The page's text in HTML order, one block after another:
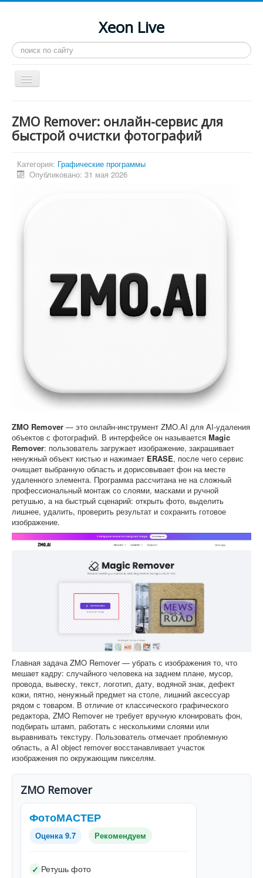
Xeon Live
Искать...
Toggle
Navigation
LGA 2011-3
Процессоры
ZMO Remover: онлайн-сервис для
быстрой очистки фотографий
Категория: Графические программы
Опубликовано: 31 мая 2026
ZMO Remover — это онлайн-инструмент ZMO.AI для AI-удаления
объектов с фотографий. В интерфейсе он называется Magic
Remover: пользователь загружает изображение, закрашивает
ненужный объект кистью и нажимает ERASE, после чего сервис
очищает выбранную область и дорисовывает фон на месте
удаленного элемента. Программа рассчитана не на сложный
профессиональный монтаж со слоями, масками и ручной
ретушью, а на быстрый сценарий: открыть фото, выделить
лишнее, удалить, проверить результат и сохранить готовое
изображение.
Главная задача ZMO Remover — убрать с изображения то, что
мешает кадру: случайного человека на заднем плане, мусор,
провода, вывеску, текст, логотип, дату, водяной знак, дефект
кожи, пятно, ненужный предмет на столе, лишний аксессуар
рядом с товаром. В отличие от классического графического
редактора, ZMO Remover не требует вручную клонировать фон,
подбирать штамп, работать с несколькими слоями или
выравнивать текстуру. Пользователь отмечает проблемную
область, а AI object remover восстанавливает участок
изображения по окружающим пикселям.
ZMO Remover
ФотоМАСТЕР
Оценка 9.7 Рекомендуем
✓ Ретушь фото